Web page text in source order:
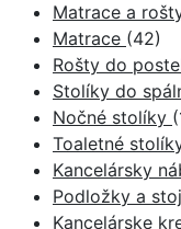
Matrace a
Matrace (42)
Rošty do
Stolíky do
Nočné stolíky
Toaletné
Kancelársky
Podložky a
Kancelárske